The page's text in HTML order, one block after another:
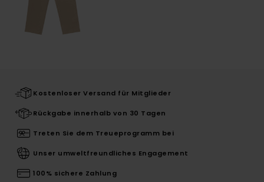
Kostenloser Versand für Mitglieder
Rückgabe innerhalb von 30 Tagen
Treten Sie dem Treueprogramm bei
Unser umweltfreundliches Engagement
100% sichere Zahlung